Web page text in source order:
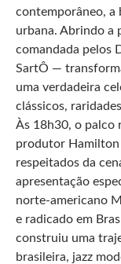
contemporâneo, a
urbana. Abrindo a
comandada pelos
SartÔ —
uma verdadeira
clássicos,
Às 18h30, o palco
produtor Hamilton
respeitados da
apresentação
norte-americano
e radicado em
construiu uma
brasileira, jazz